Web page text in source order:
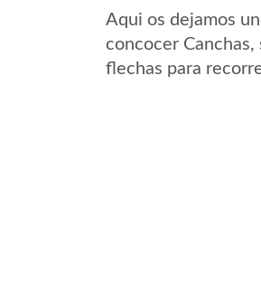
Aqui os dejamos
concocer
flechas para